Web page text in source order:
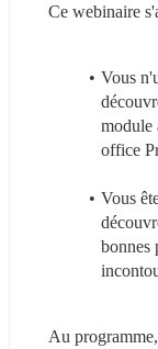
Ce webinaire
Vous
module
office
Vous
bonnes
Au